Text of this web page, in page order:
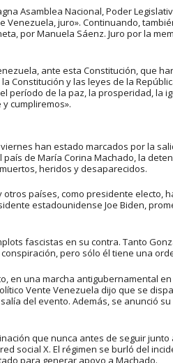
Asamblea Nacional, Poder
juro». Continuando,
por Manuela Sáenz. Juro por la
ante esta Constitución, que
Constitución y las leyes de la
período de la paz, la prosperidad, la
cumpliremos».
han estado marcados por la
de María Corina Machado, la
heridos y desaparecidos.
países, como presidente electo,
estadounidense Joe Biden,
fascistas en su contra. Tanto
pero sólo él tiene una
en una marcha antigubernamental
Vente Venezuela dijo que se
del evento. Además, se anunció
que nunca antes de seguir
social X. El régimen se burló del
para generar apoyo a Machado.